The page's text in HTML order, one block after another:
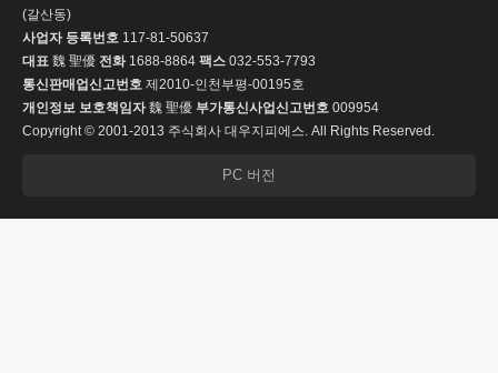
(갈산동)
사업자 등록번호 117-81-50637
대표 魏 聖優 전화1688-8864 팩스 032-553-7793
통신판매업신고번호 제2010-인천부평-00195호
개인정보 보호책임자魏 聖優 부가통신사업신고번호 009954
Copyright © 2001-2013 주식회사 대우지피에스. All Rights Reserved.
PC 버전